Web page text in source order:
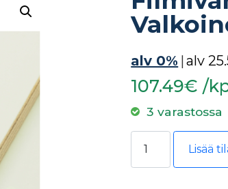
alv 0% |alv
107.49€ /
3 varastossa
Filmivaneri
Lisää